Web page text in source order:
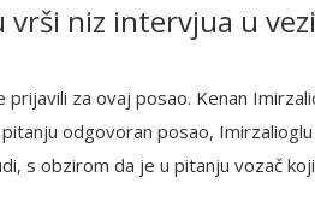
niz intervjua u
za ovaj posao. Kenan
odgovoran posao, Imirzalioglu
s obzirom da je u pitanju vozač